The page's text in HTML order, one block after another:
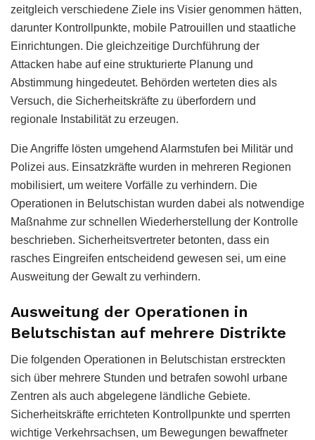
zeitgleich verschiedene Ziele ins Visier genommen hätten,
darunter Kontrollpunkte, mobile Patrouillen und staatliche
Einrichtungen. Die gleichzeitige Durchführung der
Attacken habe auf eine strukturierte Planung und
Abstimmung hingedeutet. Behörden werteten dies als
Versuch, die Sicherheitskräfte zu überfordern und
regionale Instabilität zu erzeugen.
Die Angriffe lösten umgehend Alarmstufen bei Militär und
Polizei aus. Einsatzkräfte wurden in mehreren Regionen
mobilisiert, um weitere Vorfälle zu verhindern. Die
Operationen in Belutschistan wurden dabei als notwendige
Maßnahme zur schnellen Wiederherstellung der Kontrolle
beschrieben. Sicherheitsvertreter betonten, dass ein
rasches Eingreifen entscheidend gewesen sei, um eine
Ausweitung der Gewalt zu verhindern.
Ausweitung der Operationen in
Belutschistan auf mehrere Distrikte
Die folgenden Operationen in Belutschistan erstreckten
sich über mehrere Stunden und betrafen sowohl urbane
Zentren als auch abgelegene ländliche Gebiete.
Sicherheitskräfte errichteten Kontrollpunkte und sperrten
wichtige Verkehrsachsen, um Bewegungen bewaffneter